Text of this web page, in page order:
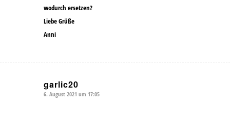
wodurch ersetzen?
Liebe Grüße
Anni
garlic20
sagte:
6. August 2021 um 17:05